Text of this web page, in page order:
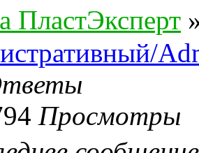
ПластЭксперт
Просмотры